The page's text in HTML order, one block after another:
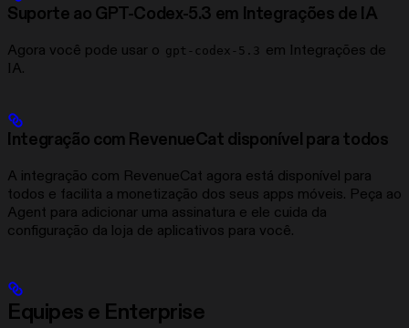
Suporte ao GPT-Codex-5.3 em Integrações de IA
Agora você pode usar o gpt-codex-5.3 em Integrações de
IA.
Integração com RevenueCat disponível para todos
A integração com RevenueCat agora está disponível para
todos e facilita a monetização dos seus apps móveis. Peça ao
Agent para adicionar uma assinatura e ele cuida da
configuração da loja de aplicativos para você.
Equipes e Enterprise